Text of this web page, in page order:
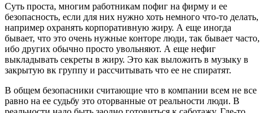
Суть проста, многим работникам пофиг на фирму и ее
безопасность, если для них нужно хоть немного что-то делать,
например охранять корпоративную жиру. А еще иногда
бывает, что это очень нужные конторе люди, так бывает часто,
ибо других обычно просто увольняют. А еще нефиг
выкладывать секреты в жиру. Это как выложить в музыку в
закрытую вк группу и рассчитывать что ее не спиратят.
В общем безопасники считающие что в компании всем не все
равно на ее судьбу это оторванные от реальности люди. В